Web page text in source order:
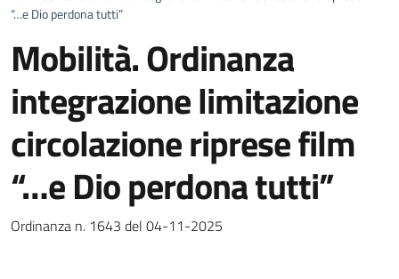
“…e Dio perdona tutti”
Mobilità. Ordinanza
integrazione limitazione
circolazione riprese film
“…e Dio perdona tutti”
Dettagli della notizia
Ordinanza n. 1643 del 04-11-2025